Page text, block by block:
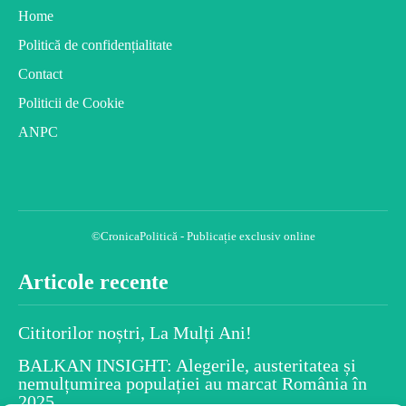
Home
Politică de confidențialitate
Contact
Politicii de Cookie
ANPC
©CronicaPolitică - Publicație exclusiv online
Articole recente
Cititorilor noștri, La Mulți Ani!
BALKAN INSIGHT: Alegerile, austeritatea și
nemulțumirea populației au marcat România în
2025